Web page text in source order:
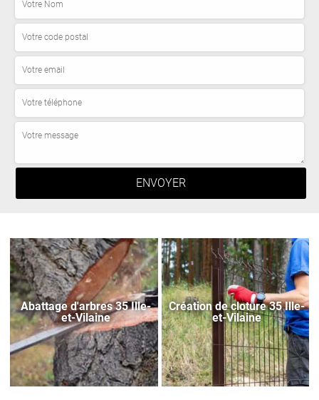
Abattage d'arbres 35 Ille-
et-Vilaine
Création de cloture 35 Ille-
et-Vilaine